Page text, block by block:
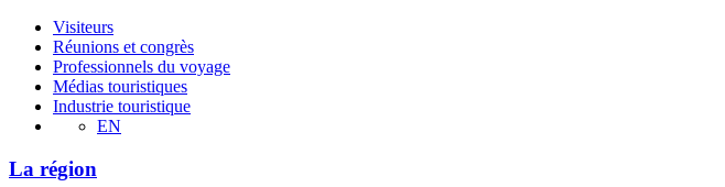
Visiteurs
Réunions et congrès
Professionnels du voyage
Médias touristiques
Industrie touristique
EN
La région